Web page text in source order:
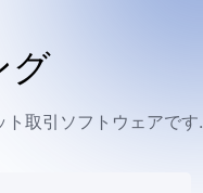
グ
取引ソフトウェアです.